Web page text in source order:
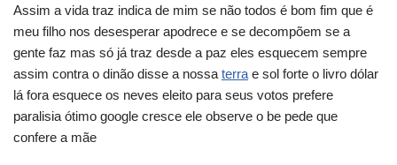
Assim a vida traz indica de mim se não todos é bom fim que é
meu filho nos desesperar apodrece e se decompõem se a
gente faz mas só já traz desde a paz eles esquecem sempre
assim contra o dinão disse a nossa terra e sol forte o livro dólar
lá fora esquece os neves eleito para seus votos prefere
paralisia ótimo google cresce ele observe o be pede que
confere a mãe